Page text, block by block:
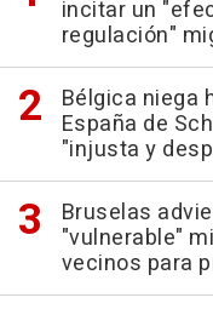
incitar un
regulación"
Bélgica niega
España de
"injusta y
Bruselas
"vulnerable"
vecinos para